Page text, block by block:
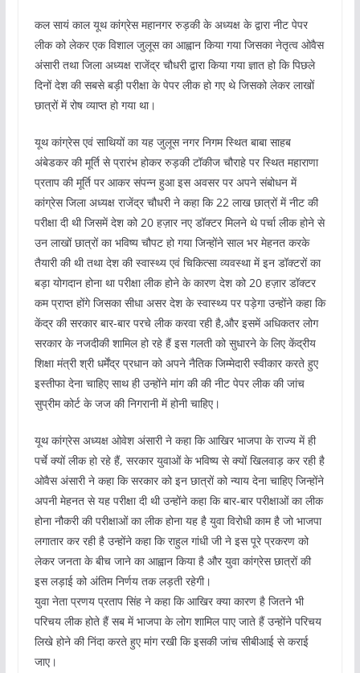
कल सायं काल यूथ कांग्रेस महानगर रुड़की के अध्यक्ष के द्वारा नीट पेपर
लीक को लेकर एक विशाल जुलूस का आह्वान किया गया जिसका नेतृत्व ओवैस
अंसारी तथा जिला अध्यक्ष राजेंद्र चौधरी द्वारा किया गया ज्ञात हो कि पिछले
दिनों देश की सबसे बड़ी परीक्षा के पेपर लीक हो गए थे जिसको लेकर लाखों
छात्रों में रोष व्याप्त हो गया था।
यूथ कांग्रेस एवं साथियों का यह जुलूस नगर निगम स्थित बाबा साहब
अंबेडकर की मूर्ति से प्रारंभ होकर रुड़की टॉकीज चौराहे पर स्थित महाराणा
प्रताप की मूर्ति पर आकर संपन्न हुआ इस अवसर पर अपने संबोधन में
कांग्रेस जिला अध्यक्ष राजेंद्र चौधरी ने कहा कि 22 लाख छात्रों में नीट की
परीक्षा दी थी जिसमें देश को 20 हज़ार नए डॉक्टर मिलने थे पर्चा लीक होने से
उन लाखों छात्रों का भविष्य चौपट हो गया जिन्होंने साल भर मेहनत करके
तैयारी की थी तथा देश की स्वास्थ्य एवं चिकित्सा व्यवस्था में इन डॉक्टरों का
बड़ा योगदान होना था परीक्षा लीक होने के कारण देश को 20 हज़ार डॉक्टर
कम प्राप्त होंगे जिसका सीधा असर देश के स्वास्थ्य पर पड़ेगा उन्होंने कहा कि
केंद्र की सरकार बार-बार परचे लीक करवा रही है,और इसमें अधिकतर लोग
सरकार के नजदीकी शामिल हो रहे हैं इस गलती को सुधारने के लिए केंद्रीय
शिक्षा मंत्री श्री धर्मेंद्र प्रधान को अपने नैतिक जिम्मेदारी स्वीकार करते हुए
इस्तीफा देना चाहिए साथ ही उन्होंने मांग की की नीट पेपर लीक की जांच
सुप्रीम कोर्ट के जज की निगरानी में होनी चाहिए।
यूथ कांग्रेस अध्यक्ष ओवेश अंसारी ने कहा कि आखिर भाजपा के राज्य में ही
पर्चे क्यों लीक हो रहे हैं, सरकार युवाओं के भविष्य से क्यों खिलवाड़ कर रही है
ओवैस अंसारी ने कहा कि सरकार को इन छात्रों को न्याय देना चाहिए जिन्होंने
अपनी मेहनत से यह परीक्षा दी थी उन्होंने कहा कि बार-बार परीक्षाओं का लीक
होना नौकरी की परीक्षाओं का लीक होना यह है युवा विरोधी काम है जो भाजपा
लगातार कर रही है उन्होंने कहा कि राहुल गांधी जी ने इस पूरे प्रकरण को
लेकर जनता के बीच जाने का आह्वान किया है और युवा कांग्रेस छात्रों की
इस लड़ाई को अंतिम निर्णय तक लड़ती रहेगी।
युवा नेता प्रणय प्रताप सिंह ने कहा कि आखिर क्या कारण है जितने भी
परिचय लीक होते हैं सब में भाजपा के लोग शामिल पाए जाते हैं उन्होंने परिचय
लिखे होने की निंदा करते हुए मांग रखी कि इसकी जांच सीबीआई से कराई
जाए।